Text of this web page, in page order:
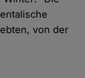
von der